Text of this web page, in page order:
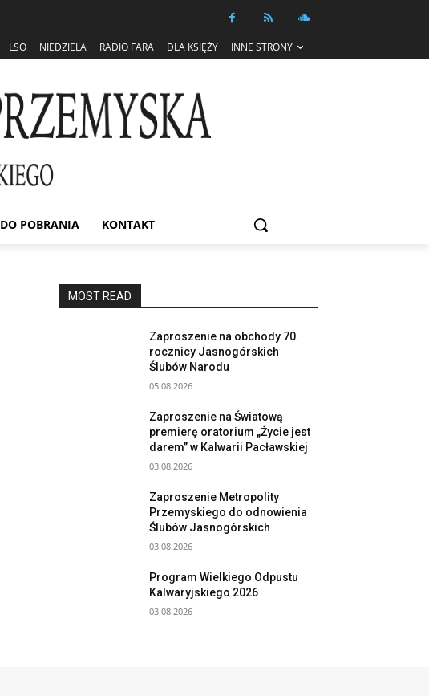
LSO NIEDZIELA RADIO FARA DLA KSIĘŻY INNE STRONY
DO POBRANIA KONTAKT
MOST READ
Zaproszenie na obchody 70.
rocznicy Jasnogórskich
Ślubów Narodu
05.08.2026
Zaproszenie na Światową
premierę oratorium „Życie jest
darem” w Kalwarii Pacławskiej
03.08.2026
Zaproszenie Metropolity
Przemyskiego do odnowienia
Ślubów Jasnogórskich
03.08.2026
Program Wielkiego Odpustu
Kalwaryjskiego 2026
03.08.2026